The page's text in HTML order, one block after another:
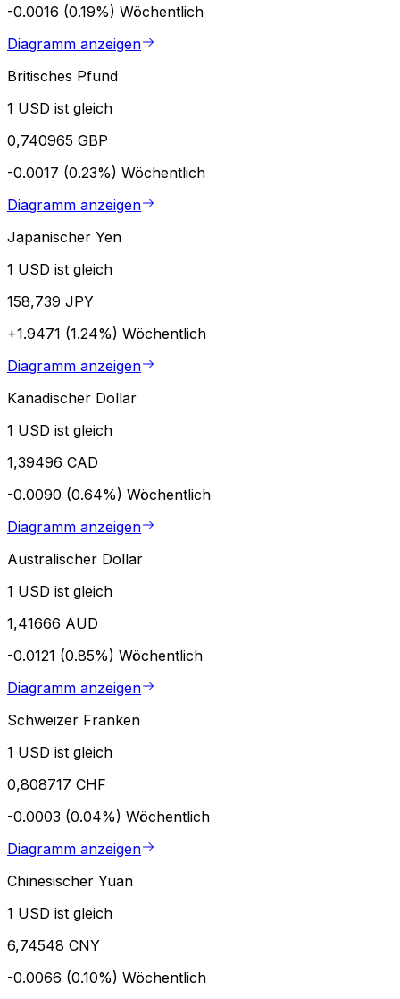
-0.0016 (0.19%) Wöchentlich
Diagramm anzeigen
Britisches Pfund
1 USD ist gleich
0,740965 GBP
-0.0017 (0.23%) Wöchentlich
Diagramm anzeigen
Japanischer Yen
1 USD ist gleich
158,739 JPY
+1.9471 (1.24%) Wöchentlich
Diagramm anzeigen
Kanadischer Dollar
1 USD ist gleich
1,39496 CAD
-0.0090 (0.64%) Wöchentlich
Diagramm anzeigen
Australischer Dollar
1 USD ist gleich
1,41666 AUD
-0.0121 (0.85%) Wöchentlich
Diagramm anzeigen
Schweizer Franken
1 USD ist gleich
0,808717 CHF
-0.0003 (0.04%) Wöchentlich
Diagramm anzeigen
Chinesischer Yuan
1 USD ist gleich
6,74548 CNY
-0.0066 (0.10%) Wöchentlich